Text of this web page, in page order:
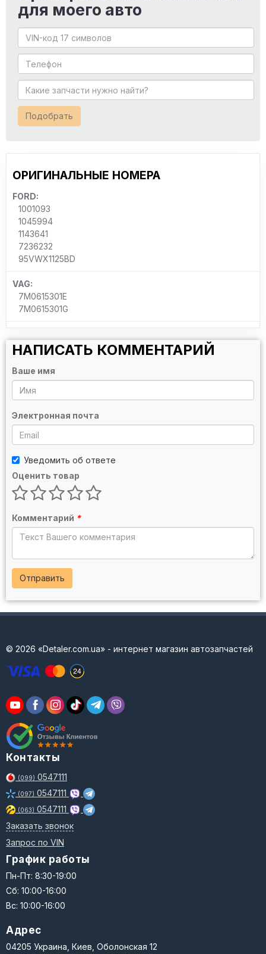
для моего авто
Подобрать
ОРИГИНАЛЬНЫЕ НОМЕРА
FORD:
1001093
1045994
1143641
7236232
95VWX1125BD
VAG:
7M0615301E
7M0615301G
НАПИСАТЬ КОММЕНТАРИЙ
Ваше имя
Электронная почта
Уведомить об ответе
Оценить товар
Комментарий *
Отправить
© 2026 «Detaler.com.ua» - интернет магазин автозапчастей
Контакты
(099) 0547111
(097) 0547111
(063) 0547111
Заказать звонок
Запрос по VIN
График работы
Пн-Пт: 8:30-19:00
Сб: 10:00-16:00
Вс: 10:00-16:00
Адрес
04205 Украина, Киев, Оболонская 12